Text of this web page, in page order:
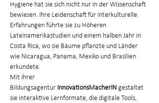
Hygiene hat sie sich nicht nur in der Wissenschaft
bewiesen. Ihre Leidenschaft für interkulturelle
Erfahrungen führte sie zu Höheren
Lateinamerikastudien und einem halben Jahr in
Costa Rica, wo sie Bäume pflanzte und Länder
wie Nicaragua, Panama, Mexiko und Brasilien
erkundete.​
Mit ihrer
Bildungsagentur InnovationsMacherIN gestaltet
sie interaktive Lernformate, die digitale Tools,